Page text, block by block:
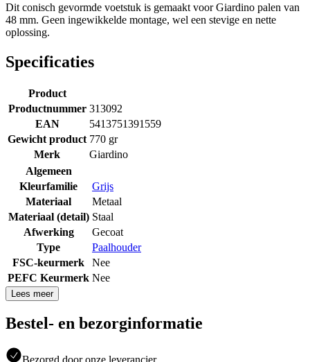
Dit conisch gevormde voetstuk is gemaakt voor Giardino palen van
48 mm. Geen ingewikkelde montage, wel een stevige en nette
oplossing.
Specificaties
Product
Productnummer 313092
EAN
5413751391559
Gewicht product 770 gr
Merk
Giardino
Algemeen
Kleurfamilie
Grijs
Materiaal
Metaal
Materiaal (detail) Staal
Afwerking
Gecoat
Type
Paalhouder
FSC-keurmerk
Nee
PEFC Keurmerk Nee
Lees meer
Bestel- en bezorginformatie